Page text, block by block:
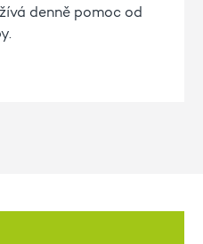
denně pomoc od